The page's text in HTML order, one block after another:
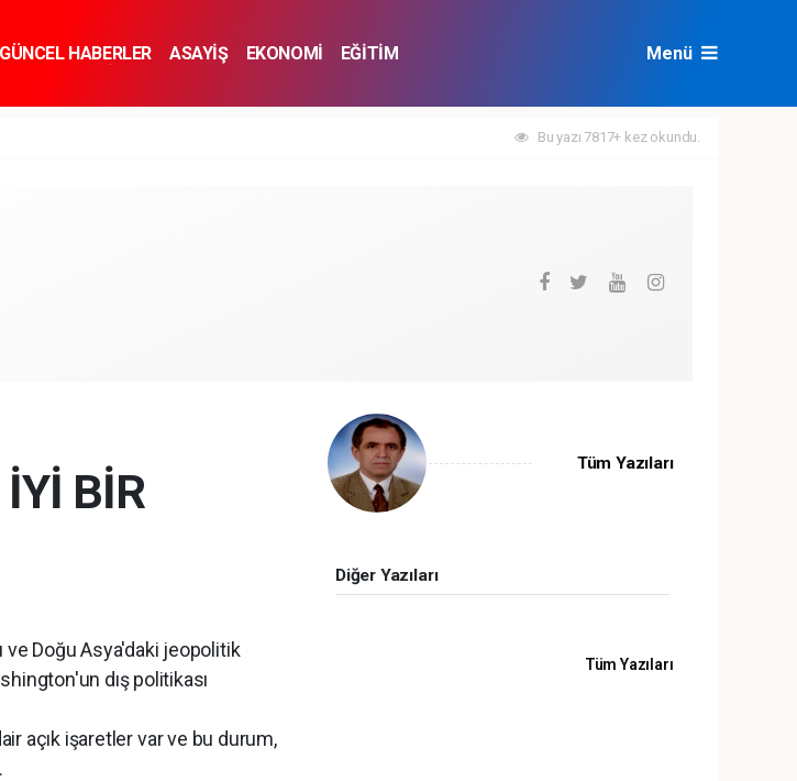
HABERLER ASAYİŞ EKONOMİ
EĞİTİM
Menü
Bu yazı 7817+ kez okundu.
BİR
ve Doğu Asya'daki jeopolitik
dış politikası
açık işaretler var ve bu durum,
Tüm Yazıları
Diğer Yazıları
Tüm Yazıları